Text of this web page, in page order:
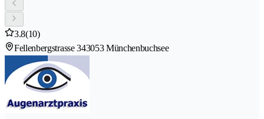
3.8(10)
Fellenbergstrasse 343053 Münchenbuchsee